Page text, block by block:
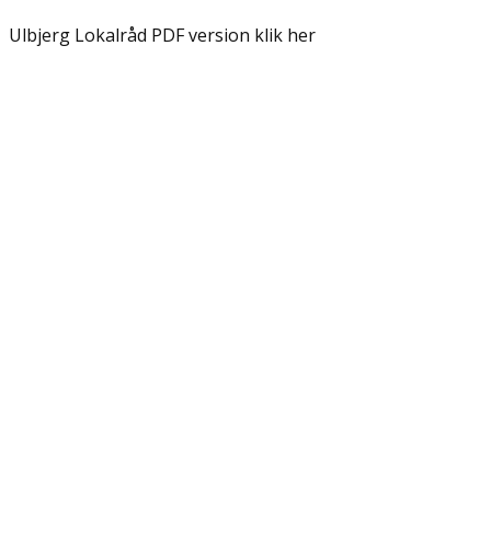
Ulbjerg Lokalråd PDF version klik her